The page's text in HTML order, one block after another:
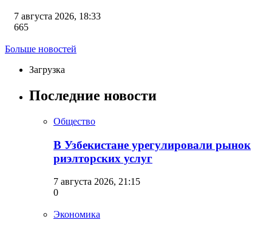
7 августа 2026, 18:33
665
Больше новостей
Загрузка
Последние новости
Общество
В Узбекистане урегулировали рынок
риэлторских услуг
7 августа 2026, 21:15
0
Экономика